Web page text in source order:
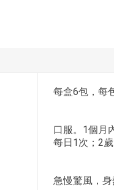
每盒6包，每
口服。1個月
每日1次；2
急慢驚風，